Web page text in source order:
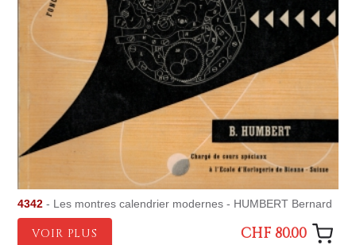
4342 - Les montres calendrier modernes - HUMBERT Bernard
VOIR PLUS CHF 80.00